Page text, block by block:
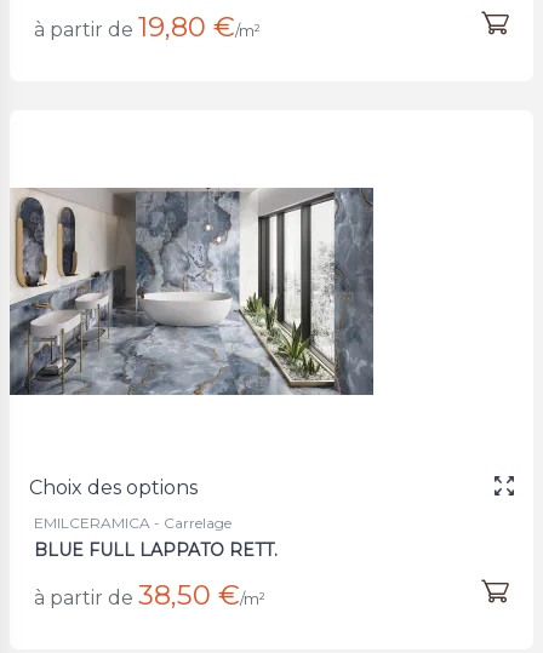
à partir de 19,80 €/m²
Choix des options
EMILCERAMICA - Carrelage
BLUE FULL LAPPATO RETT.
à partir de 38,50 €/m²